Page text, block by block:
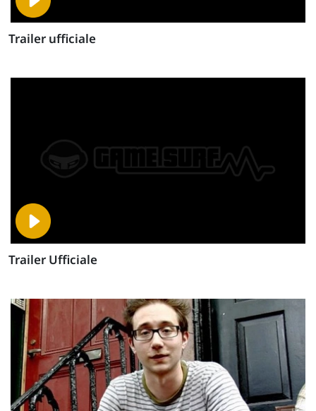
Trailer ufficiale
Trailer Ufficiale